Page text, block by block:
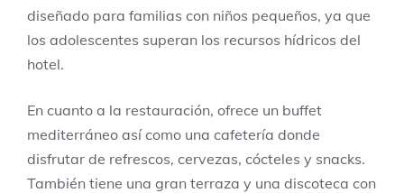
diseñado para familias con niños pequeños, ya que
los adolescentes superan los recursos hídricos del
hotel.
En cuanto a la restauración, ofrece un buffet
mediterráneo así como una cafetería donde
disfrutar de refrescos, cervezas, cócteles y snacks.
También tiene una gran terraza y una discoteca con